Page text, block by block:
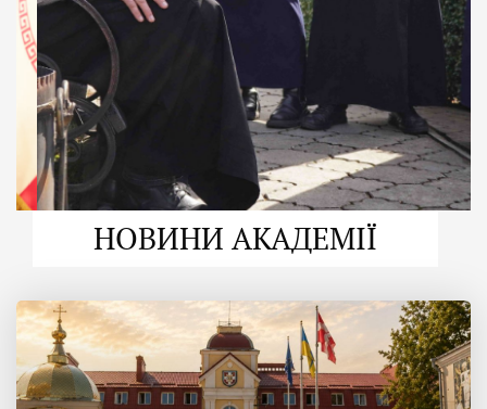
Читати більше
НОВИНИ АКАДЕМІЇ